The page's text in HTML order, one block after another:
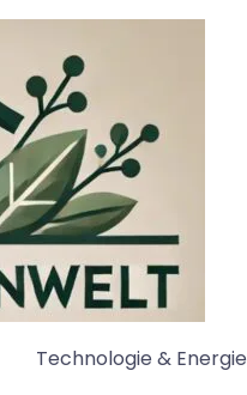
Technologie & Energie